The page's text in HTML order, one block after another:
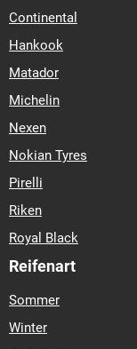
Continental
Hankook
Matador
Michelin
Nexen
Nokian Tyres
Pirelli
Riken
Royal Black
Reifenart
Sommer
Winter